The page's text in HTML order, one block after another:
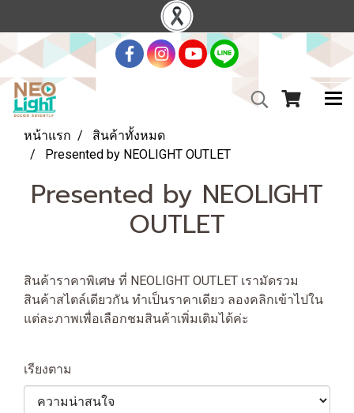
หน้าแรก
สินค้าทั้งหมด
Presented by NEOLIGHT OUTLET
Presented by NEOLIGHT
OUTLET
สินค้าราคาพิเศษ ที่ NEOLIGHT OUTLET เรามัดรวม
สินค้าสไตล์เดียวกัน ทำเป็นราคาเดียว ลองคลิกเข้าไปใน
แต่ละภาพเพื่อเลือกชมสินค้าเพิ่มเติมได้ค่ะ
เรียงตาม